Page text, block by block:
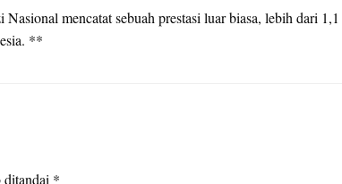
mencatat sebuah prestasi luar biasa, lebih dari 1,1
**
*